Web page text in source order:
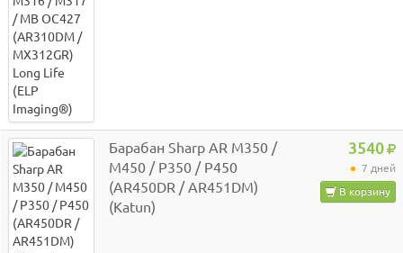
Барабан Sharp AR M350 /
M450 / P350 / P450
(AR450DR / AR451DM)
(Katun)
3540
7 дней
В корзину